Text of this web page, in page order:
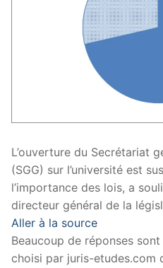
L’ouverture du Secrétariat
(SGG) sur l’université est
l’importance des lois, a
directeur général de la
Aller à la source
Beaucoup de réponses
choisi par juris-etudes.com